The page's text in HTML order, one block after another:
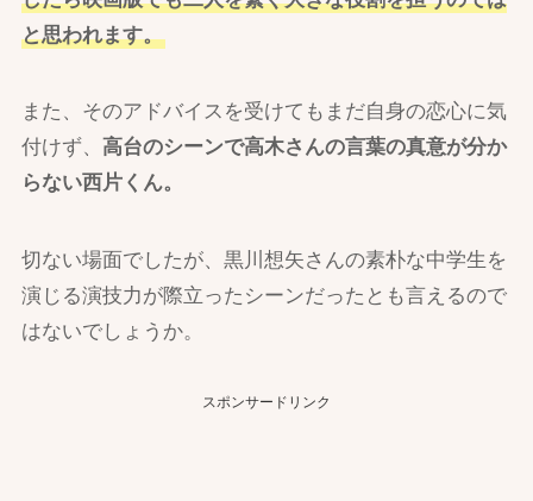
と思われます。
また、そのアドバイスを受けてもまだ自身の恋心に気
付けず、 高台のシーンで高木さんの言葉の真意が分か
らない西片くん。
切ない場面でしたが、黒川想矢さんの素朴な中学生を
演じる演技力が際立ったシーンだったとも言えるので
はないでしょうか。
スポンサードリンク